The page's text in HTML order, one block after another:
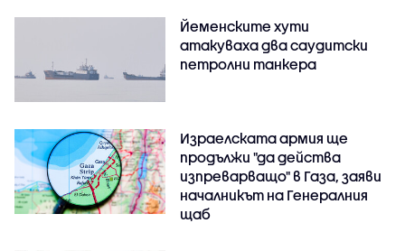
Йеменските хути
атакуваха два саудитски
петролни танкера
Израелската армия ще
продължи "да действа
изпреварващо" в Газа, заяви
началникът на Генералния
щаб